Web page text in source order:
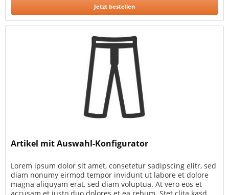
Jetzt bestellen
Artikel mit Auswahl-Konfigurator
Lorem ipsum dolor sit amet, consetetur sadipscing elitr, sed
diam nonumy eirmod tempor invidunt ut labore et dolore
magna aliquyam erat, sed diam voluptua. At vero eos et
accusam et justo duo dolores et ea rebum. Stet clita kasd...